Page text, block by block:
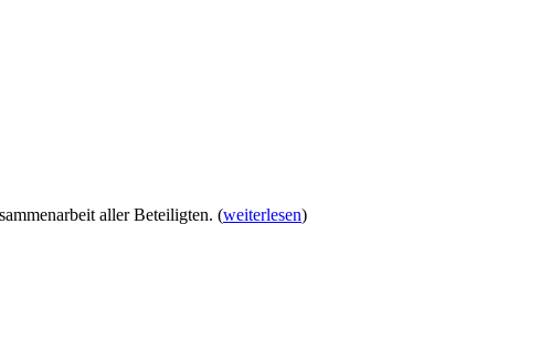
aller Beteiligten. (weiterlesen)